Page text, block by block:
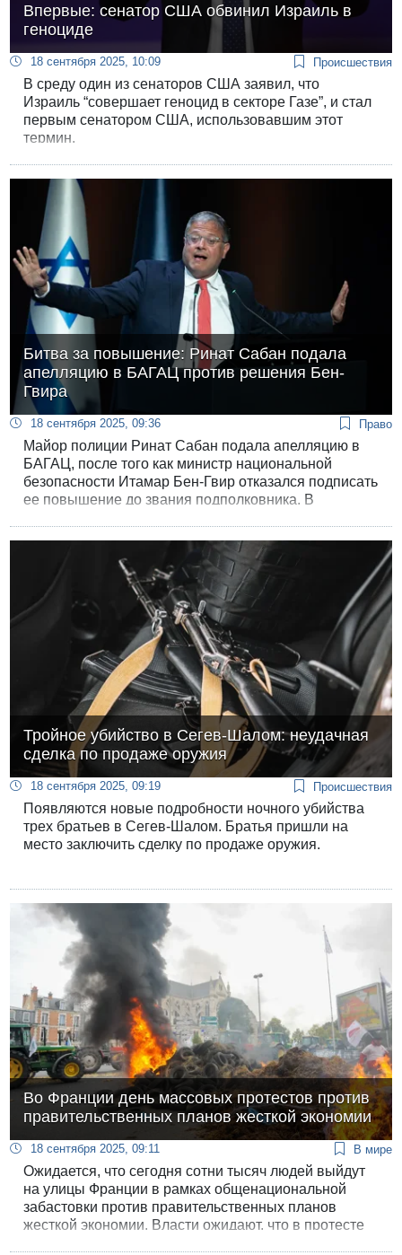
Впервые: сенатор США обвинил Израиль в
геноциде
18 сентября 2025, 10:09 Происшествия
В среду один из сенаторов США заявил, что
Израиль “совершает геноцид в секторе Газе”, и стал
первым сенатором США, использовавшим этот
термин.
Битва за повышение: Ринат Сабан подала
апелляцию в БАГАЦ против решения Бен-
Гвира
18 сентября 2025, 09:36 Право
Майор полиции Ринат Сабан подала апелляцию в
БАГАЦ, после того как министр национальной
безопасности Итамар Бен-Гвир отказался подписать
ее повышение до звания подполковника. В
Тройное убийство в Сегев-Шалом: неудачная
сделка по продаже оружия
18 сентября 2025, 09:19 Происшествия
Появляются новые подробности ночного убийства
трех братьев в Сегев-Шалом. Братья пришли на
место заключить сделку по продаже оружия.
Во Франции день массовых протестов против
правительственных планов жесткой экономии
18 сентября 2025, 09:11 В мире
Ожидается, что сегодня сотни тысяч людей выйдут
на улицы Франции в рамках общенациональной
забастовки против правительственных планов
жесткой экономии. Власти ожидают, что в протесте